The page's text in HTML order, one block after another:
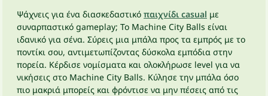
Ψάχνεις για ένα διασκεδαστικό παιχνίδι casual με
συναρπαστικό gameplay; Το Machine City Balls είναι
ιδανικό για σένα. Σύρεις μια μπάλα προς τα εμπρός με το
ποντίκι σου, αντιμετωπίζοντας δύσκολα εμπόδια στην
πορεία. Κέρδισε νομίσματα και ολοκλήρωσε level για να
νικήσεις στο Machine City Balls. Κύλησε την μπάλα όσο
πιο μακριά μπορείς και φρόντισε να μην πέσεις από τις